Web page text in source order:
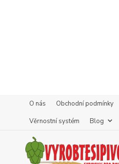
O nás Obchodní podmínky
Věrnostní systém
Blog